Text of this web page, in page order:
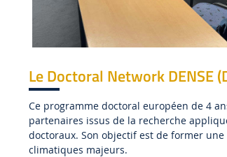
Le Doctoral Network DENSE
Ce programme doctoral européen de 4
partenaires issus de la recherche
doctoraux. Son objectif est de former
climatiques majeurs.